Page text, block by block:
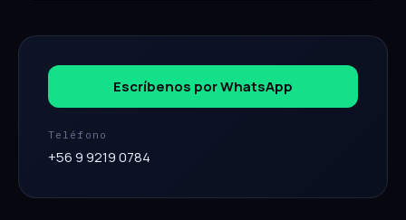
Escríbenos por WhatsApp
Teléfono
+56 9 9219 0784